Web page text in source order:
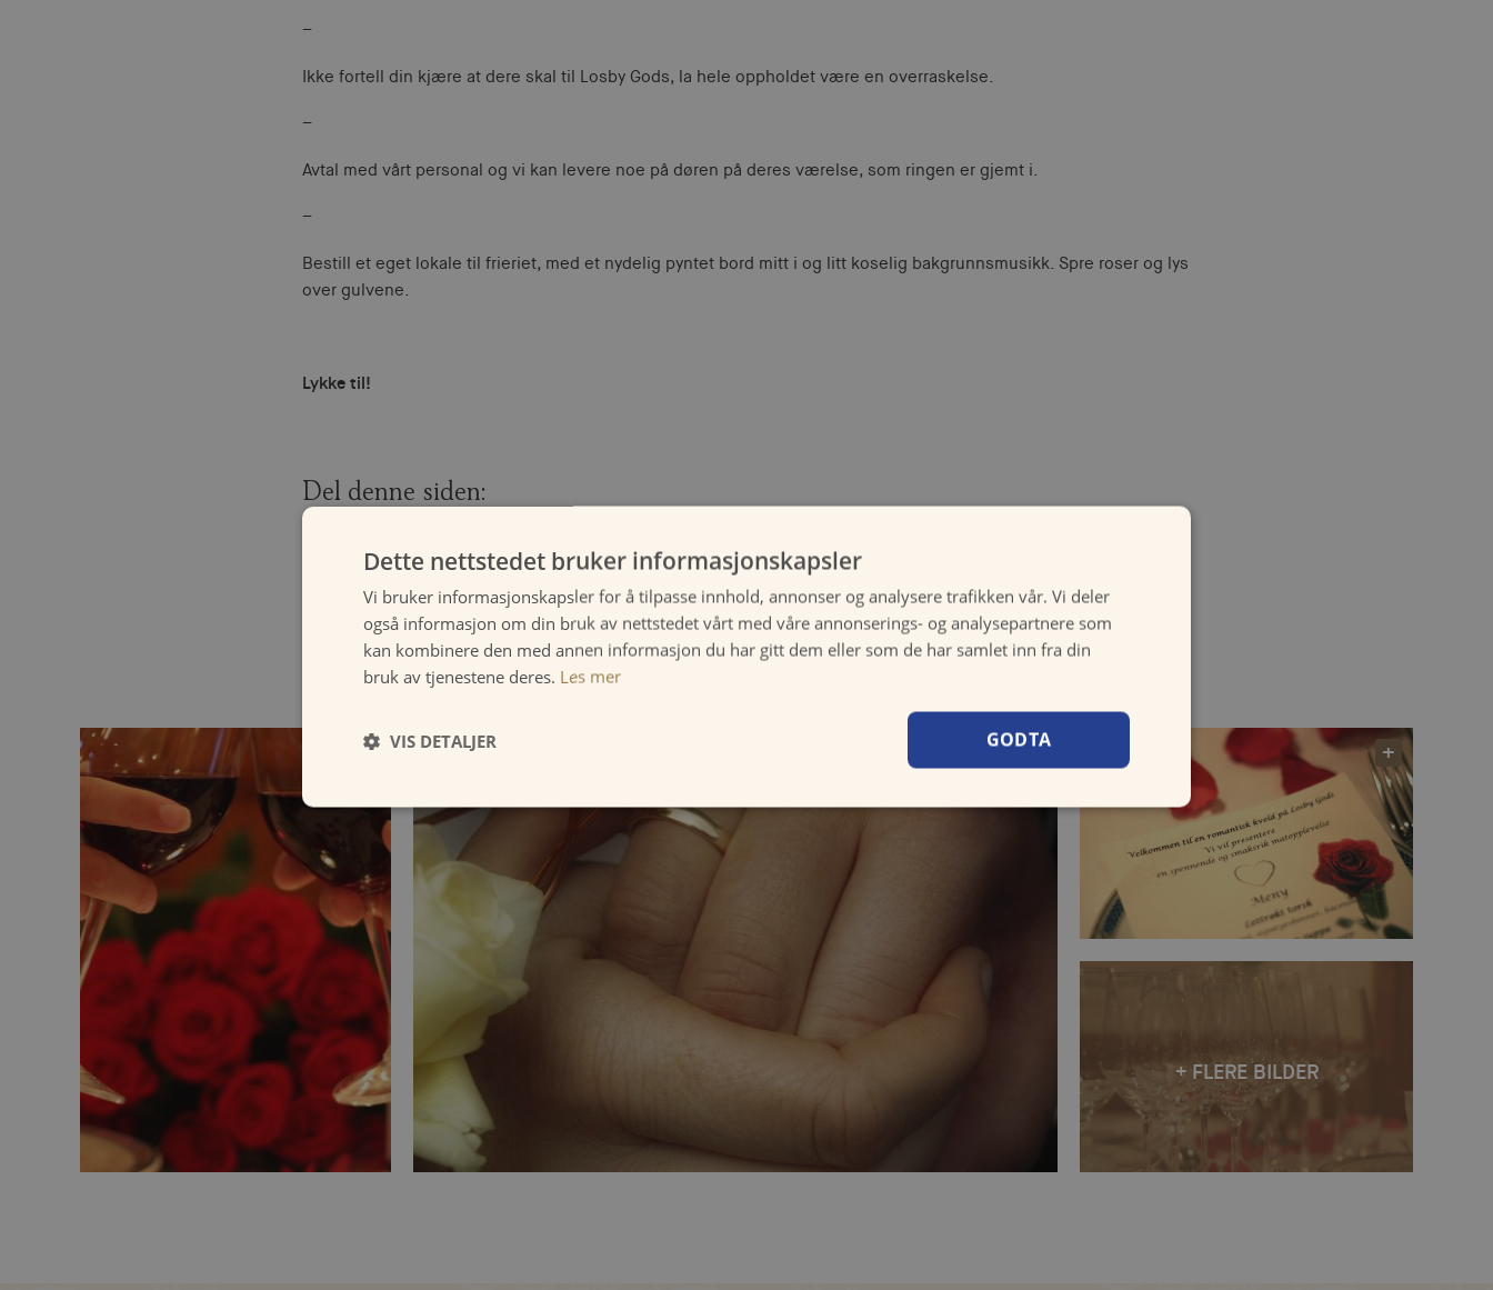
–
Ikke fortell din kjære at dere skal til Losby Gods, la hele oppholdet være en overraskelse.
–
Avtal med vårt personal og vi kan levere noe på døren på deres værelse, som ringen er gjemt i.
–
Bestill et eget lokale til frieriet, med et nydelig pyntet bord mitt i og litt koselig bakgrunnsmusikk. Spre roser og lys
over gulvene.
Lykke til!
Del denne siden:
Dette nettstedet bruker informasjonskapsler
Vi bruker informasjonskapsler for å tilpasse innhold, annonser og analysere trafikken vår. Vi deler
også informasjon om din bruk av nettstedet vårt med våre annonserings- og analysepartnere som
kan kombinere den med annen informasjon du har gitt dem eller som de har samlet inn fra din
bruk av tjenestene deres. Les mer
GODTA
VIS DETALJER